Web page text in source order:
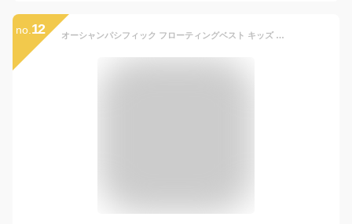
no. 12 オーシャンパシフィック フローティングベスト キッズ ジュニア 子供 Ocean Pacific OP 救命胴衣 ライフジャケット ベスト アウトドア キャンプ マリンスポーツ プール 海 釣り 川遊び 水遊び 122485